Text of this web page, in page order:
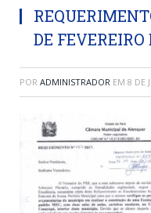
DE FEVEREIRO
POR ADMINISTRADOR EM 8 DE